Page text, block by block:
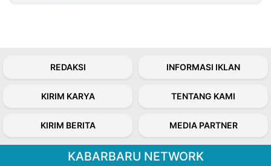
REDAKSI INFORMASI IKLAN
KIRIM KARYA TENTANG KAMI
KIRIM BERITA MEDIA PARTNER
KABARBARU NETWORK